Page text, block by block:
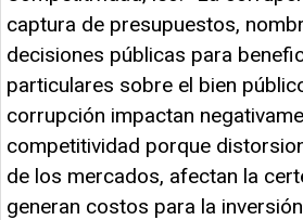
captura de presupuestos,
decisiones públicas para
particulares sobre el bien
corrupción impactan
competitividad porque
de los mercados, afectan la
generan costos para la